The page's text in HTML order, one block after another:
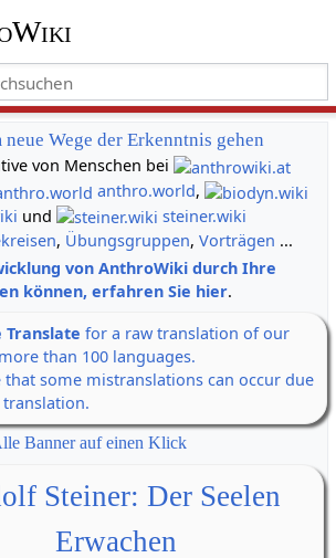
neue Wege der Erkenntnis gehen
von Menschen bei
anthro.world,
und
steiner.wiki
, Übungsgruppen, Vorträgen ...
von AnthroWiki durch Ihre
können, erfahren Sie hier.
Translate for a raw translation of our
than 100 languages.
that some mistranslations can occur due
Banner auf einen Klick
Steiner: Der Seelen
Erwachen